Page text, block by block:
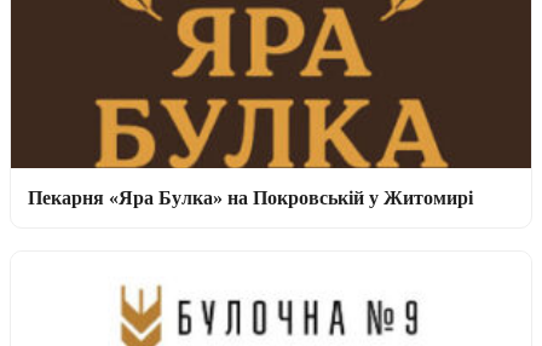
Пекарня «Яра Булка» на Покровській у Житомирі